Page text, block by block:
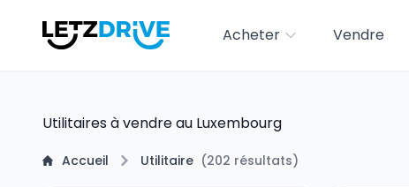
Acheter Vendre
Utilitaires à vendre au Luxembourg
Accueil Utilitaire (202 résultats)